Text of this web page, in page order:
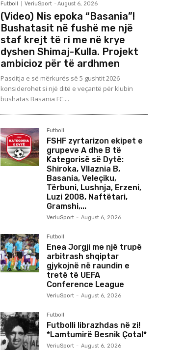
Futboll VeriuSport - August 6, 2026
(Video) Nis epoka “Basania”!
Bushatasit në fushë me një
staf krejt të ri me në krye
dyshen Shimaj-Kulla. Projekt
ambicioz për të ardhmen
Pasditja e së mërkurës së 5 gushtit 2026
konsiderohet si një ditë e veçantë për klubin
bushatas Basania FC....
Futboll
FSHF zyrtarizon ekipet e
grupeve A dhe B të
Kategorisë së Dytë:
Shiroka, Vllaznia B,
Basania, Veleçiku,
Tërbuni, Lushnja, Erzeni,
Luzi 2008, Naftëtari,
Gramshi,...
VeriuSport - August 6, 2026
Futboll
Enea Jorgji me një trupë
arbitrash shqiptar
gjykojnë në raundin e
tretë të UEFA
Conference League
VeriuSport - August 6, 2026
Futboll
Futbolli librazhdas në zi!
*Lamtumirë Besnik Çota!*
VeriuSport - August 6, 2026